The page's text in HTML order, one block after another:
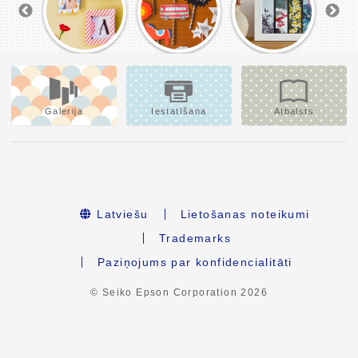
Galerija Iestatīšana Atbalsts
Latviešu
Lietošanas noteikumi
Trademarks
Paziņojums par konfidencialitāti
© Seiko Epson Corporation2026